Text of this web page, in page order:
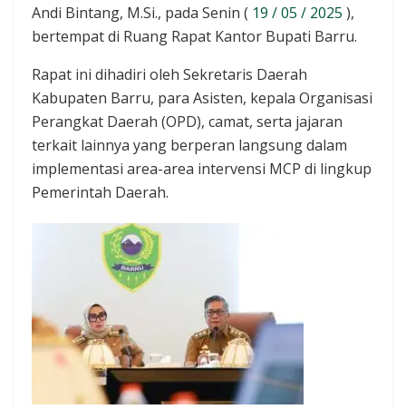
Andi Bintang, M.Si., pada Senin ( 19 / 05 / 2025 ),
bertempat di Ruang Rapat Kantor Bupati Barru.
Rapat ini dihadiri oleh Sekretaris Daerah
Kabupaten Barru, para Asisten, kepala Organisasi
Perangkat Daerah (OPD), camat, serta jajaran
terkait lainnya yang berperan langsung dalam
implementasi area-area intervensi MCP di lingkup
Pemerintah Daerah.